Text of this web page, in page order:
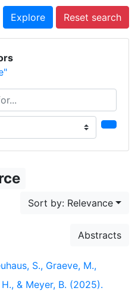
Explore Reset search
Sort by: Relevance
Abstracts
S., Graeve, M.,
& Meyer, B. (2025).